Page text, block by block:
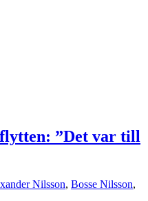
”Det var till
Nilsson, Bosse Nilsson,